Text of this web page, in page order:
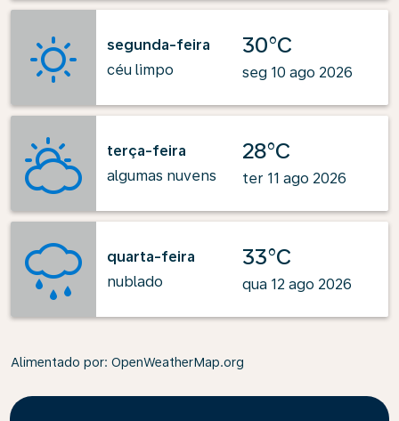
segunda-feira
céu limpo
30°C
seg 10 ago 2026
terça-feira
algumas nuvens
28°C
ter 11 ago 2026
quarta-feira
nublado
33°C
qua 12 ago 2026
Alimentado por: OpenWeatherMap.org